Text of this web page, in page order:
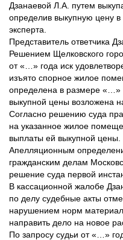
Дзанаевой Л.А. путем
определив выкупную цену в
эксперта.
Представитель ответчика
Решением Щелковского
от «…» года иск
изъято спорное жилое
определена в размере «…»
выкупной цены возложена
Согласно решению суда
на указанное жилое
выплаты ей выкупной цены.
Апелляционным
гражданским делам
решение суда первой
В кассационной жалобе
по делу судебные акты
нарушением норм
направить дело на новое
По запросу судьи от «…»